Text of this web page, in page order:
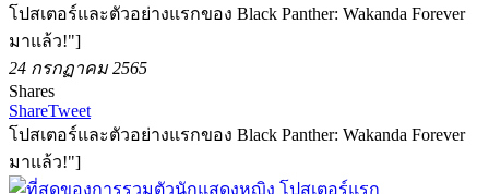
โปสเตอร์และตัวอย่างแรกของ Black Panther: Wakanda Forever
มาแล้ว!"]
24 กรกฏาคม 2565
Shares
ShareTweet
โปสเตอร์และตัวอย่างแรกของ Black Panther: Wakanda Forever
มาแล้ว!"]